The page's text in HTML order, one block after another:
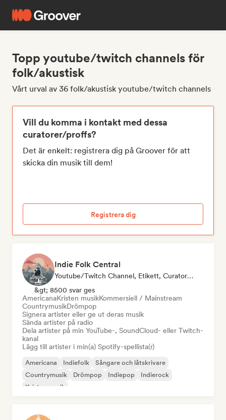
Topp youtube/twitch channels för
folk/akustisk
Vårt urval av 36 folk/akustisk youtube/twitch channels
Vill du komma i kontakt med dessa
curatorer/proffs?
Det är enkelt: registrera dig på Groover för att
skicka din musik till dem!
Registrera dig
Indie Folk Central
Youtube/Twitch Channel, Etikett, Curator För Spellistor, Radiostation
&gt; 8500 svar ges
AmericanaKristen musikKommersiell / Mainstream
CountrymusikDrömpop
Signera artister eller ge ut deras musik
Sända artister på radio
Dela artister på min YouTube-, SoundCloud- eller Twitch-
kanal
Lägg till artister i min(a) Spotify-spellista(r)
Americana Indiefolk
Sångare och låtskrivare
Countrymusik
Drömpop Indiepop
Indierock
Kristen musik